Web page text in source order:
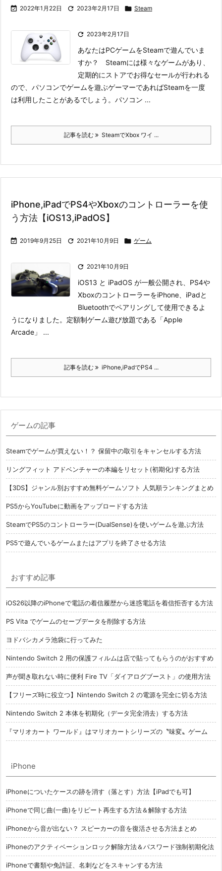
 2022年1月22日  2023年2月17日  Steam
 2023年2月17日
あなたはPCゲームをSteamで遊んでいま
すか？ Steamには様々なゲームがあり、
定期的にストアでお得なセールが行われる
ので、パソコンでゲームを遊ぶゲーマーであればSteamを一度
は利用したことがあるでしょう。 パソコン ...
記事を読む SteamでXbox ワイ ...
iPhone,iPadでPS4やXboxのコントローラーを使
う方法【iOS13,iPadOS】
 2019年9月25日  2021年10月9日  ゲーム
 2021年10月9日
iOS13 と iPadOS が一般公開され、PS4や
XboxのコントローラーをiPhone、iPadと
Bluetoothでペアリングして使用できるよ
うになりました。 定額制ゲーム遊び放題である「Apple
Arcade」 ...
記事を読む iPhone,iPadでPS4 ...
ゲームの記事
Steamでゲームが買えない！？ 保留中の取引をキャンセルする方法
リングフィット アドベンチャーの本編をリセット(初期化)する方法
【3DS】ジャンル別おすすめ無料ゲームソフト 人気順ランキングまとめ
PS5からYouTubeに動画をアップロードする方法
SteamでPS5のコントローラー(DualSense)を使いゲームを遊ぶ方法
PS5で遊んでいるゲームまたはアプリを終了させる方法
おすすめ記事
iOS26以降のiPhoneで電話の着信履歴から迷惑電話を着信拒否する方法
PS Vita でゲームのセーブデータを削除する方法
ヨドバシカメラ池袋に行ってみた
Nintendo Switch 2 用の保護フィルムは店で貼ってもらうのがおすすめ
声が聞き取れない時に便利 Fire TV「ダイアログブースト」の使用方法
【フリーズ時に役立つ】Nintendo Switch 2 の電源を完全に切る方法
Nintendo Switch 2 本体を初期化（データ完全消去）する方法
『マリオカート ワールド』はマリオカートシリーズの〝味変〟ゲーム
iPhone
iPhoneについたケースの跡を消す（落とす）方法【iPadでも可】
iPhoneで同じ曲(一曲)をリピート再生する方法＆解除する方法
iPhoneから音が出ない？ スピーカーの音を復活させる方法まとめ
iPhoneのアクティベーションロック解除方法＆パスワード強制初期化法
iPhoneで書類や免許証、名刺などをスキャンする方法